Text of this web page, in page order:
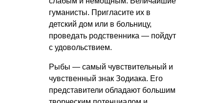
гуманисты. Пригласите их в
детский дом или в больницу,
проведать родственника — пойдут
с удовольствием.
Рыбы — самый чувствительный и
чувственный знак Зодиака. Его
представители обладают большим